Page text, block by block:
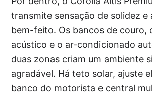
transmite sensação de solidez e
bem-feito. Os bancos de couro,
acústico e o ar-condicionado
duas zonas criam um ambiente
agradável. Há teto solar, ajuste
banco do motorista e central